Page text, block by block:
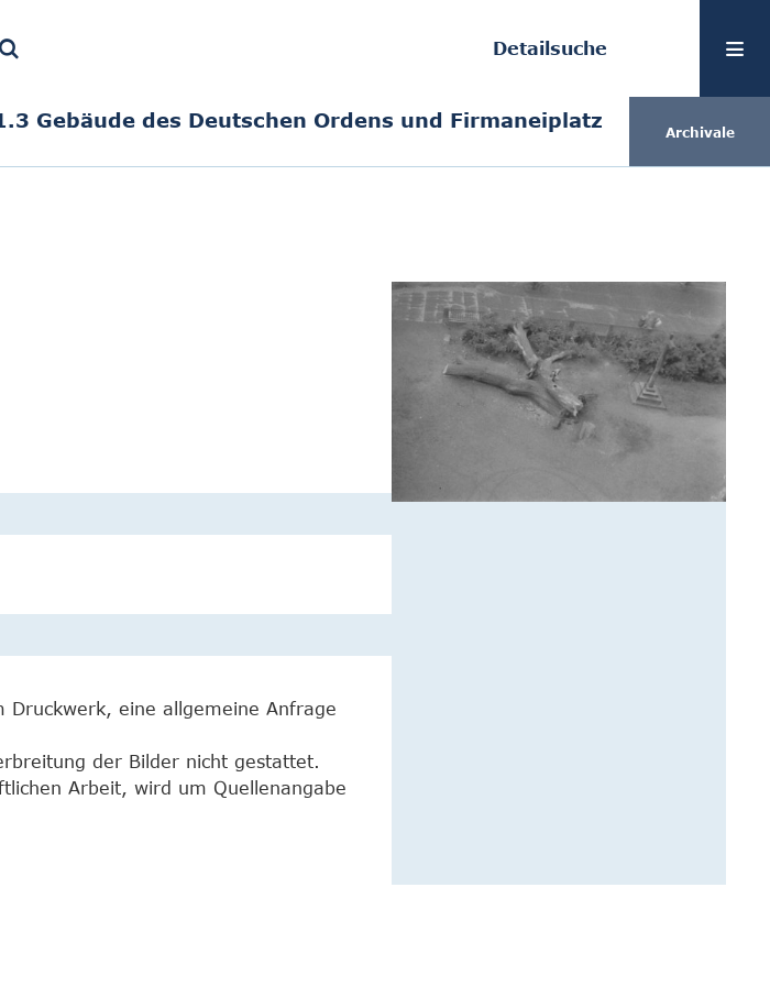
Detailsuche
Gebäude des Deutschen Ordens und Firmaneiplatz
Archivale
Druckwerk, eine allgemeine Anfrage
der Bilder nicht gestattet.
Arbeit, wird um Quellenangabe